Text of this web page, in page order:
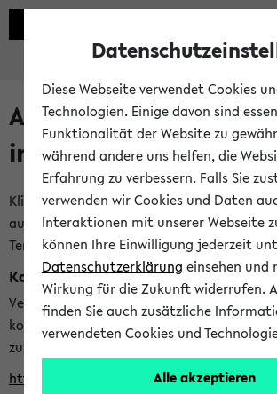
Alle veröffentlichten
im eKVV
Klicken Sie auf das Semester, welches Sie
auswählen möchten. Bitte beachten Sie
Termine imKalender der Lehrplanung
Kalenderintegration
Verwenden Sie die folgende Adresse, um
kompatiblen Kalenderanwendung auf die
zuzugreifen (nähere Informationen
finden
https://ekvv.uni-bielefeld.de/ws/calendar?vz
Diese Webseite verwendet Cookies
Technologien. Einige davon sind
Funktionalität der Website zu
während andere uns helfen, die
Erfahrung zu verbessern. Falls Sie
verwenden wir Cookies und Daten
Interaktionen mit unserer Webseite
können Ihre Einwilligung jederzeit
Datenschutzerklärung einsehen und
Wirkung für die Zukunft widerrufen.
finden Sie auch zusätzliche
verwendeten Cookies und
Alle akzeptieren